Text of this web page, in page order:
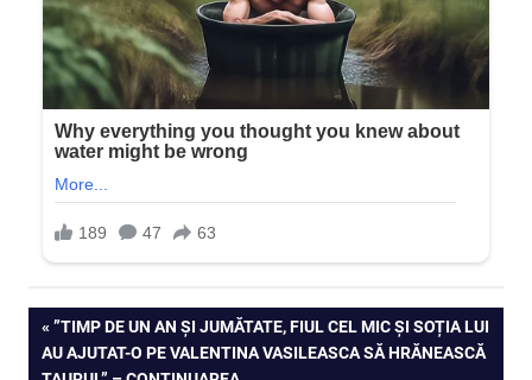
Navigare
PREVIOUS
POST:
”TIMP DE UN AN ȘI JUMĂTATE, FIUL CEL MIC ȘI SOȚIA LUI
AU AJUTAT-O PE VALENTINA VASILEASCA SĂ HRĂNEASCĂ